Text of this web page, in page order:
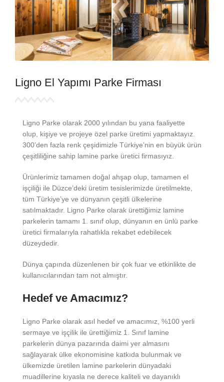
Ligno El Yapımı Parke Firması
Ligno Parke olarak 2000 yılından bu yana faaliyette
olup, kişiye ve projeye özel parke üretimi yapmaktayız.
300’den fazla renk çeşidimizle Türkiye’nin en büyük ürün
çeşitliliğine sahip lamine parke üretici firmasıyız.
Ürünlerimiz tamamen doğal ahşap olup, tamamen el
işçiliği ile Düzce’deki üretim tesislerimizde üretilmekte,
tüm Türkiye’ye ve dünyanın çeşitli ülkelerine
satılmaktadır. Ligno Parke olarak ürettiğimiz lamine
parkelerin tamamı 1. sınıf olup, dünyanın en ünlü parke
üretici firmalarıyla rahatlıkla rekabet edebilecek
düzeydedir.
Dünya çapında düzenlenen bir çok fuar ve etkinlikte de
kullanıcılarından tam not almıştır.
Hedef ve Amacımız?
Ligno Parke olarak asıl hedef ve amacımız, %100 yerli
sermaye ve işçilik ile ürettiğimiz 1. Sınıf lamine
parkelerin dünya pazarında daimi yer almasını
sağlayarak ülke ekonomisine katkıda bulunmak ve
ülkemizde üretilen lamine parkelerin dünyadaki
muadillerine kıyasla ne derece kaliteli ve dayanıklı